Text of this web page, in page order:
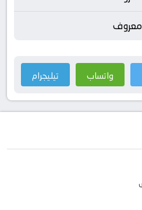
معروف
واتساب تيليجرام